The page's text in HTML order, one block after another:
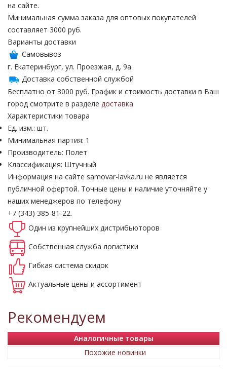
на сайте.
Минимальная сумма заказа для оптовых покупателей
составляет 3000 руб.
Варианты доставки
Самовывоз
г. Екатеринбург, ул. Проезжая, д. 9а
Доставка собственной службой
Бесплатно от 3000 руб. График и стоимость доставки в Ваш
город смотрите в разделе доставка
Характеристики товара
Ед. изм.: шт.
Минимальная партия: 1
Производитель: Полет
Классификация: Штучный
Информация на сайте samovar-lavka.ru не является
публичной офертой. Точные цены и наличие уточняйте у
наших менеджеров по телефону
+7 (343) 385-81-22.
Один из крупнейших дистрибьюторов
Собственная служба логистики
Гибкая система скидок
Актуальные цены и ассортимент
Рекомендуем
Аналогичные товары
Похожие новинки